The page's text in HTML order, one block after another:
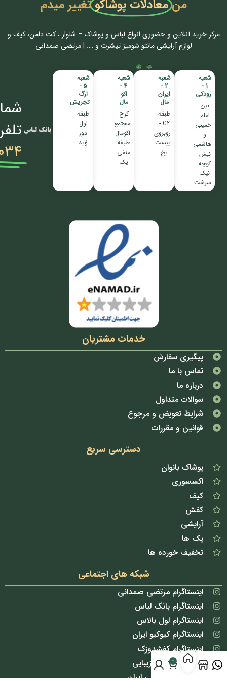
منمعادلات پوشاکوتغییر میدم
مرکز خرید آنلاین و حضوری انواع لباس‌ و پوشاک – شلوار ، کت دامن، کیف و
لوازم آرایشی مانتو شومیز تیشرت و …. | مرتضی صمدانی
شعبه
1 -
رودکی
بین
امام
خمینی
و
هاشمی
نبش
کوچه
نیک
سرشت
شعبه
2 -
ایران
مال
طبقه
G2 -
روبروی
پیست
یخ
شعبه
4 -
اکو
مال
کرج
مجتمع
اکومال
طبقه
منفی
یک
شعبه
5 -
ارگ
تجریش
طبقه
اول
دور
وُید
خدمات مشتریان
پیگیری سفارش
تماس با ما
درباره ما
سوالات متداول
شرایط تعویض و مرجوع
قوانین و مقررات
دسترسی سریع
پوشاک بانوان
اکسسوری
کیف
کفش
آرایشی
پک ها
تخفیف خورده ها
شبکه های اجتماعی
اینستاگرام مرتضی صمدانی
اینستاگرام بانک لباس
اینستاگرام لول بالاس
اینستاگرام کیوکیو ایران
اینستاگرام کفشدوزک
اینستاگرام بانک زیبایی
اینستاگرام لپ گلی ایران
0